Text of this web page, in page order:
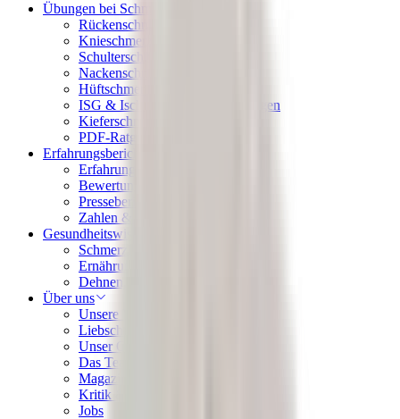
Übungen bei Schmerzen
Rückenschmerzen Übungen
Knieschmerzen Übungen
Schulterschmerzen Übungen
Nackenschmerzen Übungen
Hüftschmerzen Übungen
ISG & Ischias Schmerzen Übungen
Kieferschmerzen Übungen
PDF-Ratgeber Downloads
Erfahrungsberichte
Erfahrungen
Bewertungen aus dem Netz
Presseberichte
Zahlen & Fakten
Gesundheitswissen
Schmerzlexikon
Ernährungslexikon
Dehnen, Rollen, Drücken
Über uns
Unsere Vision
Liebscher & Bracht Übungen
Unser Qualitätsversprechen
Das Team & die Familie
Magazin – News & Stories
Kritik & Transparenz
Jobs